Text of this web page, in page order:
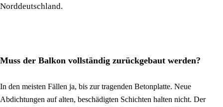
Norddeutschland.
Muss der Balkon vollständig zurück­gebaut werden?
In den meisten Fällen ja, bis zur tragenden Beton­platte. Neue
Abdichtungen auf alten, beschädigten Schichten halten nicht. Der